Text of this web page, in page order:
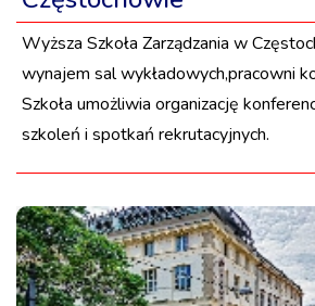
Wyższa Szkoła Zarządzania w
wynajem sal wykładowych,pracowni
Szkoła umożliwia organizację
szkoleń i spotkań rekrutacyjnych.